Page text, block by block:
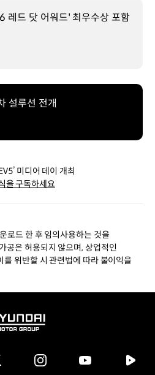
레드 닷 어워드' 최우수상 포함
설루션 전개
미디어 데이 개최
을 구독하세요
로드 한 후 임의사용하는 것을
공은 허용되지 않으며, 상업적인
위반할 시 관련법에 따라 불이익을
instagram